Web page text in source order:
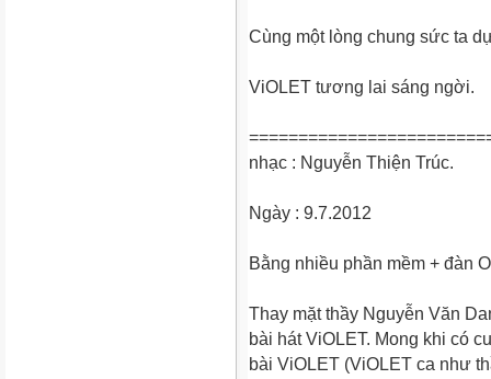
Cùng một lòng chung sức ta
ViOLET tương lai sáng ngời.
nhạc : Nguyễn Thiện Trúc.
Ngày : 9.7.2012
Bằng nhiều phần mềm + đàn
Thay mặt thầy Nguyễn Văn
bài hát ViOLET. Mong khi có
bài ViOLET (ViOLET ca như